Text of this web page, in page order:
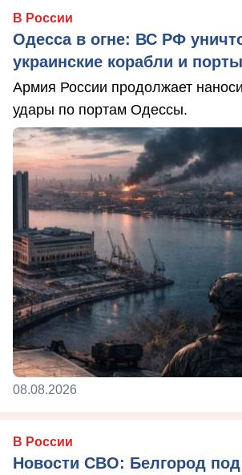
В России
Одесса в огне: ВС РФ
украинские корабли и порты
Армия России продолжает
удары по портам Одессы.
08.08.2026
В России
Новости СВО: Белгород под